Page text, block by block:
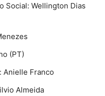
Social: Wellington Dias
(PT)
Anielle Franco
Almeida